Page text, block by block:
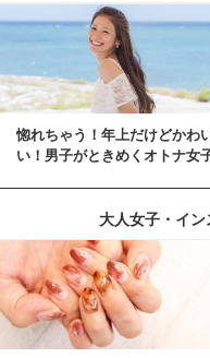
惚れちゃう！年上だけどかわ
い！男子がときめくオトナ女
大人女子・イ